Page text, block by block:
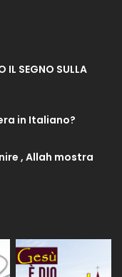
IL SEGNO SULLA
in Italiano?
, Allah mostra